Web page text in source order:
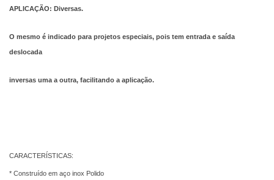
APLICAÇÃO: Diversas.
O mesmo é indicado para projetos especiais, pois tem entrada e saída
deslocada
inversas uma a outra, facilitando a aplicação.
CARACTERÍSTICAS:
* Construído em aço inox Polido